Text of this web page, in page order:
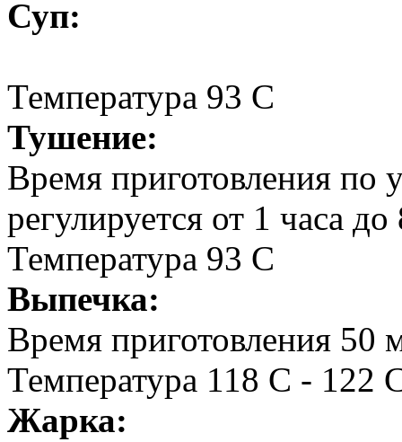
Суп:
Температура 93 С
Тушение:
Время приготовления по
регулируется от 1 часа
Температура 93 С
Выпечка:
Время приготовления 50
Температура 118 С - 122
Жарка: